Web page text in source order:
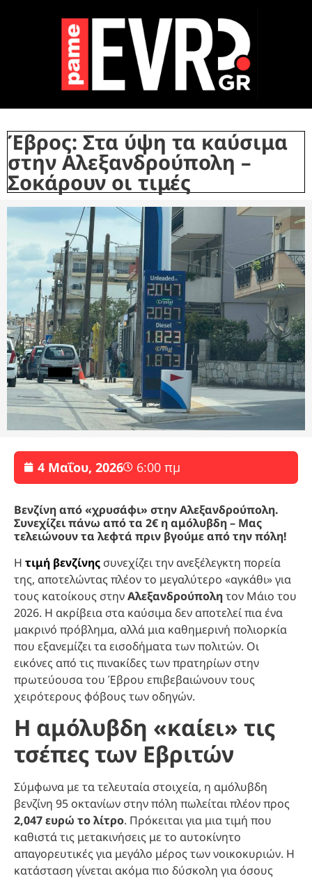
Έβρος: Στα ύψη τα καύσιμα
στην Αλεξανδρούπολη –
Σοκάρουν οι τιμές
4 Μαΐου, 2026 6:00 πμ
Βενζίνη από «χρυσάφι» στην Αλεξανδρούπολη.
Συνεχίζει πάνω από τα 2€ η αμόλυβδη – Μας
τελειώνουν τα λεφτά πριν βγούμε από την πόλη!
Η τιμή βενζίνης συνεχίζει την ανεξέλεγκτη πορεία
της, αποτελώντας πλέον το μεγαλύτερο «αγκάθι» για
τους κατοίκους στηνΑλεξανδρούπολητον Μάιο του
2026. Η ακρίβεια στα καύσιμα δεν αποτελεί πια ένα
μακρινό πρόβλημα, αλλά μια καθημερινή πολιορκία
που εξανεμίζει τα εισοδήματα των πολιτών. Οι
εικόνες από τις πινακίδες των πρατηρίων στην
πρωτεύουσα του Έβρου επιβεβαιώνουν τους
χειρότερους φόβους των οδηγών.
Η αμόλυβδη «καίει» τις
τσέπες των Εβριτών
Σύμφωνα με τα τελευταία στοιχεία, η αμόλυβδη
βενζίνη 95 οκτανίων στην πόλη πωλείται πλέον προς
2,047 ευρώ το λίτρο. Πρόκειται για μια τιμή που
καθιστά τις μετακινήσεις με το αυτοκίνητο
απαγορευτικές για μεγάλο μέρος των νοικοκυριών. Η
κατάσταση γίνεται ακόμα πιο δύσκολη για όσους